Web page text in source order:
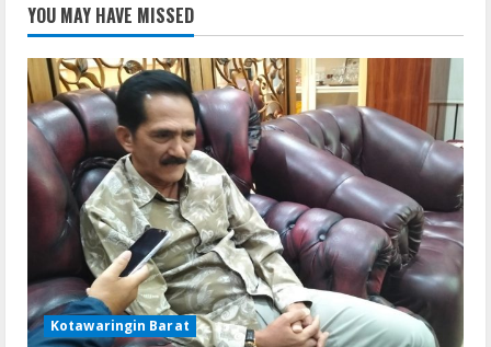
YOU MAY HAVE MISSED
Kotawaringin Barat